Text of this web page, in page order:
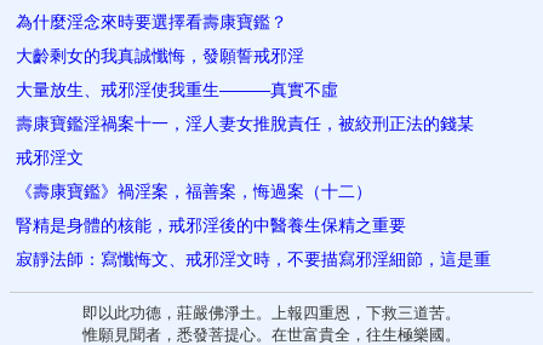
為什麼淫念來時要選擇看壽康寶鑑？
大齡剩女的我真誠懺悔，發願誓戒邪淫
大量放生、戒邪淫使我重生———真實不虛
壽康寶鑑淫禍案十一，淫人妻女推脫責任，被絞刑正法的錢某
戒邪淫文
《壽康寶鑑》禍淫案，福善案，悔過案（十二）
腎精是身體的核能，戒邪淫後的中醫養生保精之重要
寂靜法師：寫懺悔文、戒邪淫文時，不要描寫邪淫細節，這是重
即以此功德，莊嚴佛淨土。上報四重恩，下救三道苦。
惟願見聞者，悉發菩提心。在世富貴全，往生極樂國。